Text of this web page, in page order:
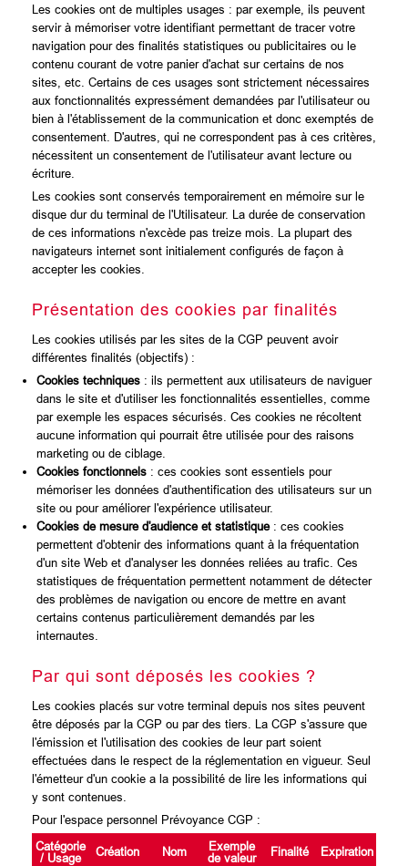
Les cookies ont de multiples usages : par exemple, ils peuvent
servir à mémoriser votre identifiant permettant de tracer votre
navigation pour des finalités statistiques ou publicitaires ou le
contenu courant de votre panier d'achat sur certains de nos
sites, etc. Certains de ces usages sont strictement nécessaires
aux fonctionnalités expressément demandées par l'utilisateur ou
bien à l'établissement de la communication et donc exemptés de
consentement. D'autres, qui ne correspondent pas à ces critères,
nécessitent un consentement de l'utilisateur avant lecture ou
écriture.
Les cookies sont conservés temporairement en mémoire sur le
disque dur du terminal de l'Utilisateur. La durée de conservation
de ces informations n'excède pas treize mois. La plupart des
navigateurs internet sont initialement configurés de façon à
accepter les cookies.
Présentation des cookies par finalités
Les cookies utilisés par les sites de la CGP peuvent avoir
différentes finalités (objectifs) :
Cookies techniques : ils permettent aux utilisateurs de naviguer
dans le site et d'utiliser les fonctionnalités essentielles, comme
par exemple les espaces sécurisés. Ces cookies ne récoltent
aucune information qui pourrait être utilisée pour des raisons
marketing ou de ciblage.
Cookies fonctionnels : ces cookies sont essentiels pour
mémoriser les données d'authentification des utilisateurs sur un
site ou pour améliorer l'expérience utilisateur.
Cookies de mesure d'audience et statistique: ces cookies
permettent d'obtenir des informations quant à la fréquentation
d'un site Web et d'analyser les données reliées au trafic. Ces
statistiques de fréquentation permettent notamment de détecter
des problèmes de navigation ou encore de mettre en avant
certains contenus particulièrement demandés par les
internautes.
Par qui sont déposés les cookies ?
Les cookies placés sur votre terminal depuis nos sites peuvent
être déposés par la CGP ou par des tiers. La CGP s'assure que
l'émission et l'utilisation des cookies de leur part soient
effectuées dans le respect de la réglementation en vigueur. Seul
l'émetteur d'un cookie a la possibilité de lire les informations qui
y sont contenues.
Pour l'espace personnel Prévoyance CGP :
Catégorie
/ Usage
Création Nom
Exemple
de valeur
Finalité Expiration